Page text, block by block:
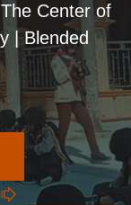
Center of
| Blended